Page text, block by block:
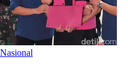
Nasional